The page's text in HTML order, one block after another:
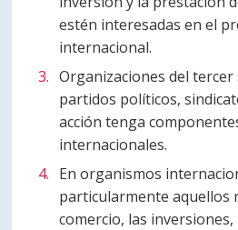
estén interesadas en el
internacional.
Organizaciones del tercer
partidos políticos,
acción tenga
internacionales.
En organismos
particularmente aquellos
comercio, las inversiones,